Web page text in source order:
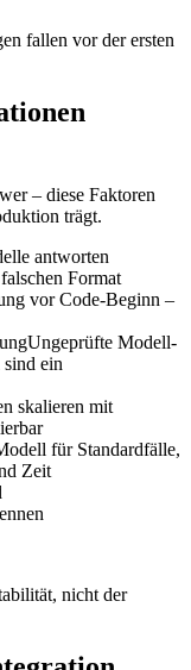
fallen vor der ersten
– diese Faktoren
trägt.
antworten
Format
vor Code-Beginn –
Ungeprüfte Modell-
ein
skalieren mit
für Standardfälle,
Zeit
nicht der